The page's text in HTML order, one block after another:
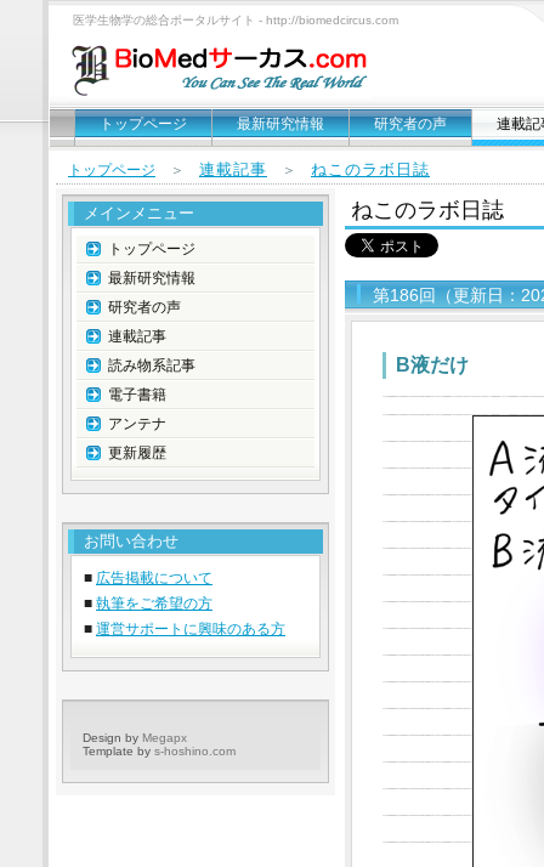
医学生物学の総合ポータルサイト - http://biomedcircus.com
トップページ 最新研究情報 研究者の声 連載記
トップページ ＞ 連載記事 ＞ ねこのラボ日誌
ねこのラボ日誌
第186回（更新日：
B液だけ
メインメニュー
トップページ
最新研究情報
研究者の声
連載記事
読み物系記事
電子書籍
アンテナ
更新履歴
お問い合わせ
■ 広告掲載について
■ 執筆をご希望の方
■ 運営サポートに興味のある方
Design by Megapx
Template by s-hoshino.com